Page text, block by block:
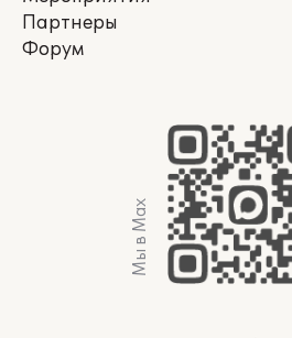
Партнеры
Форум
Мы в Max